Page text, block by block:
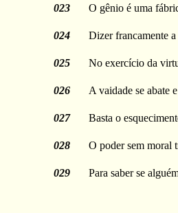
023 O gênio é uma
024 Dizer francamente
025 No exercício da
026 A vaidade se abate
027 Basta o
028 O poder sem moral
029 Para saber se